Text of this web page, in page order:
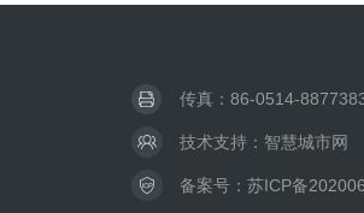
传真：86-0514-
技术支持： 智慧城市网
备案号： 苏ICP备